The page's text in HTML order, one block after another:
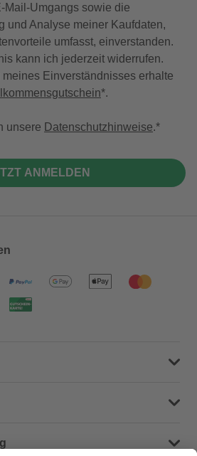
Mail-Umgangs sowie die
und Analyse meiner Kaufdaten,
umfasst, einverstanden.
kann ich jederzeit widerrufen.
Einverständnisses erhalte
*.
unsere Datenschutzhinweise.
ANMELDEN